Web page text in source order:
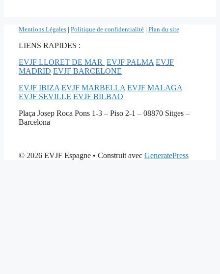
Mentions Légales | Politique de confidentialité | Plan du site
LIENS RAPIDES :
EVJF LLORET DE MAR EVJF PALMA EVJF
MADRID EVJF BARCELONE
EVJF IBIZA EVJF MARBELLA EVJF MALAGA
EVJF SEVILLE EVJF BILBAO
Plaça Josep Roca Pons 1-3 – Piso 2-1 – 08870 Sitges –
Barcelona
© 2026 EVJF Espagne • Construit avec GeneratePress